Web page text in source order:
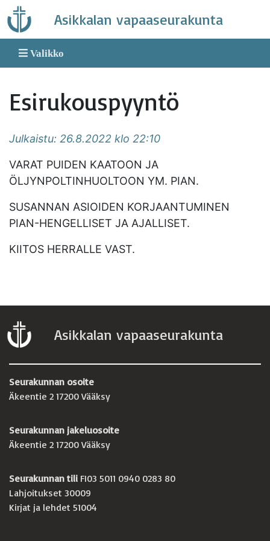
Skip
to
content
Asikkalan vapaaseurakunta
Valikko
Esirukouspyyntö
Julkaistu: 26.8.2022 klo 22:10
VARAT PUIDEN KAATOON JA
ÖLJYNPOLTINHUOLTOON YM. PIAN.
SUSANNAN ASIOIDEN KORJAANTUMINEN
PIAN-HENGELLISET JA AJALLISET.
KIITOS HERRALLE VAST.
Asikkalan vapaaseurakunta
Seurakunnan osoite
Äkeentie 2 17200 Vääksy
Seurakunnan jakeluosoite
Äkeentie 2 17200 Vääksy
Seurakunnan tili FI03 5011 0940 0283 80
Lahjoitukset 30009
Kirjat ja lehdet 51004